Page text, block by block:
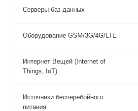
Серверы баз данных
Оборудование GSM/3G/4G/LTE
Интернет Вещей (Internet of
Things, IoT)
Источники бесперебойного
питания